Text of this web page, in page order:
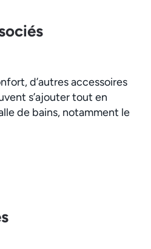
d’autres accessoires
s’ajouter tout en
de bains, notamment le